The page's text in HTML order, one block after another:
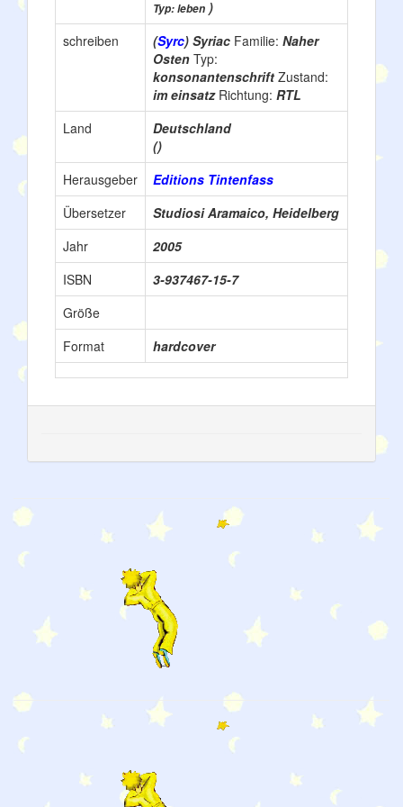
Typ: leben )
schreiben
(Syrc) Syriac Familie: Naher
Osten Typ:
konsonantenschrift Zustand:
im einsatz Richtung: RTL
Land
Deutschland
()
Herausgeber
Editions Tintenfass
Übersetzer
Studiosi Aramaico, Heidelberg
Jahr
2005
ISBN
3-937467-15-7
Größe
Format
hardcover